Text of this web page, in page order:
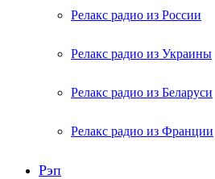
Релакс радио из России
Релакс радио из Украины
Релакс радио из Беларуси
Релакс радио из Франции
Рэп